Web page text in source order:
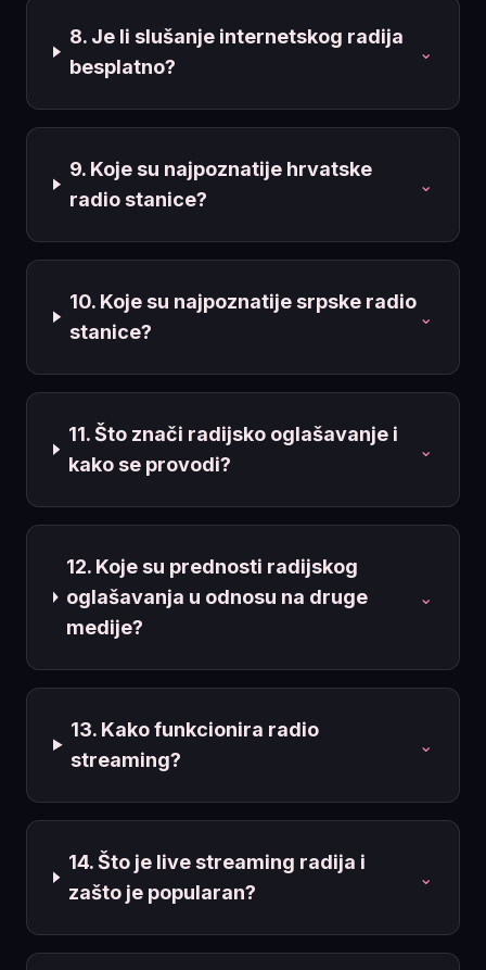
8. Je li slušanje internetskog radija
besplatno?
⌄
9. Koje su najpoznatije hrvatske
radio stanice?
⌄
10. Koje su najpoznatije srpske radio
stanice?
⌄
11. Što znači radijsko oglašavanje i
kako se provodi?
⌄
12. Koje su prednosti radijskog
oglašavanja u odnosu na druge
medije?
⌄
13. Kako funkcionira radio
streaming?
⌄
14. Što je live streaming radija i
zašto je popularan?
⌄